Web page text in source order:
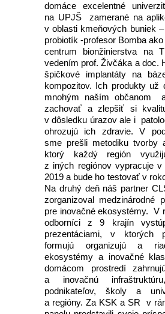
domáce excelentné
na UPJŠ zamerané na
v oblasti kmeňových buniek
probiotík -profesor Bomba
centrum bionžinierstva na
vedením prof. Živčáka a doc.
špičkové implantáty na
kompozitov. Ich produkty už
mnohým naším občanom
zachovať a zlepšiť si
v dôsledku úrazov ale i
ohrozujú ich zdravie. V
sme prešli metodiku tvorby
ktorý každý región
z iných regiónov vypracuje
2019 a bude ho testovať v
Na druhý deň náš partner
zorganizoval medzinárodné
pre inovačné ekosystémy. V
odborníci z 9 krajín
prezentáciami, v ktorých
formujú organizujú a
ekosystémy a inovačné
domácom prostredí
a inovačnú
podnikateľov, školy a
a regióny. Za KSK a SR v